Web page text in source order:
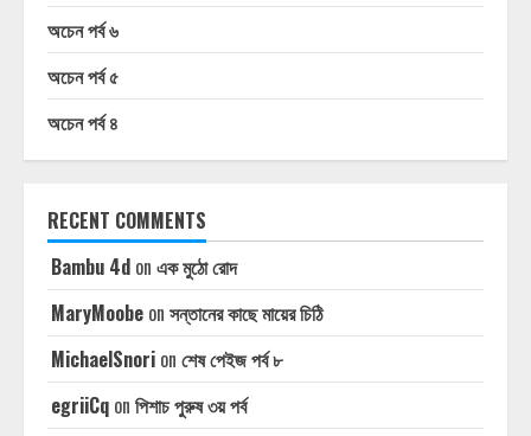
অচেন পর্ব ৬
অচেন পর্ব ৫
অচেন পর্ব ৪
RECENT COMMENTS
Bambu 4d on এক মুঠো রোদ
MaryMoobe on সন্তানের কাছে মায়ের চিঠি
MichaelSnori on শেষ পেইজ পর্ব ৮
egriiCq on পিশাচ পুরুষ ৩য় পর্ব